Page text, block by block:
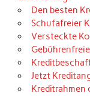
Den besten
Schufafreier
Versteckte
Jetzt
Kreditrahmen